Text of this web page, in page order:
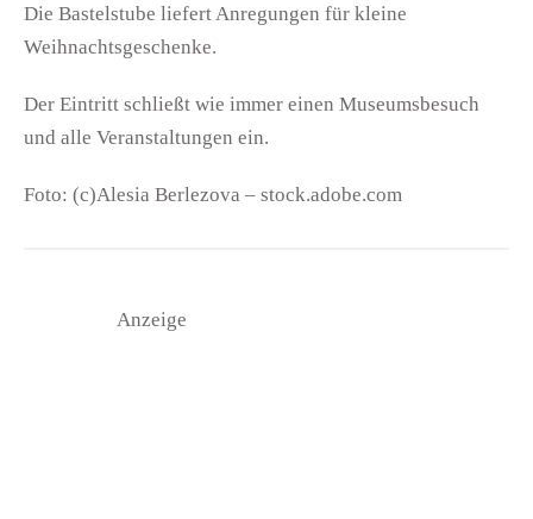
Die Bastelstube liefert Anregungen für kleine
Weihnachtsgeschenke.
Der Eintritt schließt wie immer einen Museumsbesuch
und alle Veranstaltungen ein.
Foto: (c)Alesia Berlezova – stock.adobe.com
Anzeige